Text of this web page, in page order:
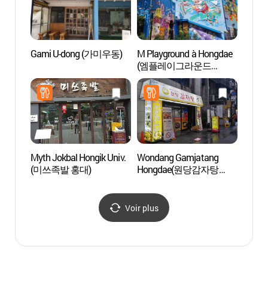
Gami U-dong (가미우동)
M Playground à Hongdae
(엠플레이그라운드
홍대본점 [Tax Refund
Shop])
Myth Jokbal Hongik Univ.
(미쓰족발 홍대)
Wondang Gamjatang
Hongdae(원당감자탕
Voir plus